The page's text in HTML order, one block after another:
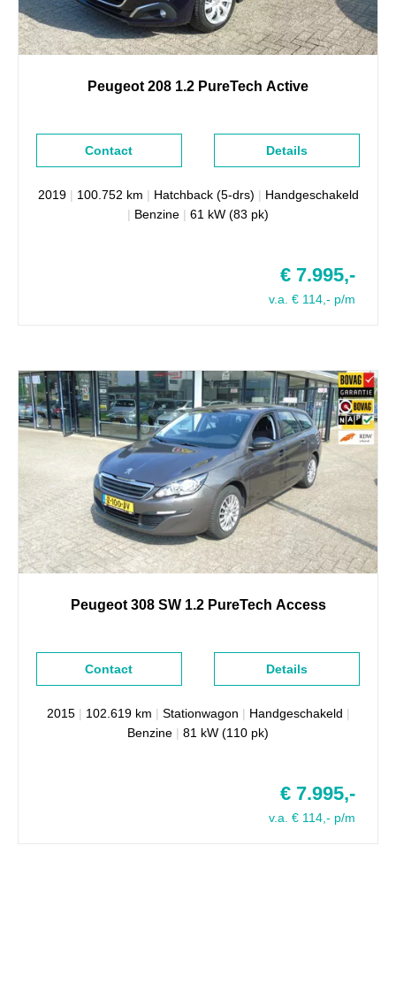
Peugeot 208 1.2 PureTech Active
Details
Contact
2019| 100.752 km | Hatchback (5-drs) | Handgeschakeld
| Benzine | 61 kW (83 pk)
€ 7.995,-
v.a. € 114,- p/m
Peugeot 308 SW 1.2 PureTech Access
Details
Contact
2015| 102.619 km | Stationwagon | Handgeschakeld |
Benzine | 81 kW (110 pk)
€ 7.995,-
v.a. € 114,- p/m